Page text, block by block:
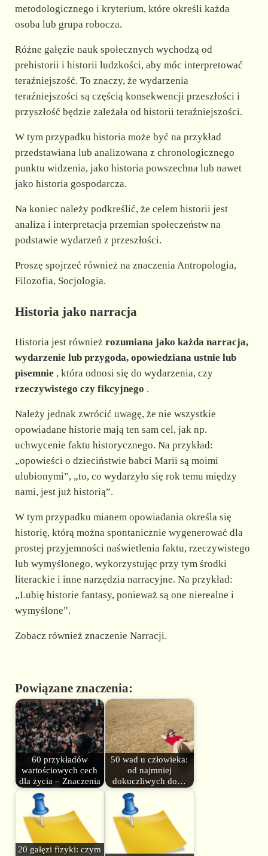
metodologicznego i kryterium, które określi każda
osoba lub grupa robocza.
Różne gałęzie nauk społecznych wychodzą od
prehistorii i historii ludzkości, aby móc interpretować
teraźniejszość. To znaczy, że wydarzenia
teraźniejszości są częścią konsekwencji przeszłości i
przyszłość będzie zależała od historii teraźniejszości.
W tym przypadku historia może być na przykład
przedstawiana lub analizowana z chronologicznego
punktu widzenia, jako historia powszechna lub nawet
jako historia gospodarcza.
Na koniec należy podkreślić, że celem historii jest
analiza i interpretacja przemian społeczeństw na
podstawie wydarzeń z przeszłości.
Proszę spojrzeć również na znaczenia Antropologia,
Filozofia, Socjologia.
Historia jako narracja
Historia jest również rozumiana jako każda narracja,
wydarzenie lub przygoda, opowiedziana ustnie lub
pisemnie , która odnosi się do wydarzenia, czy
rzeczywistego czy fikcyjnego .
Należy jednak zwrócić uwagę, że nie wszystkie
opowiadane historie mają ten sam cel, jak np.
uchwycenie faktu historycznego. Na przykład:
„opowieści o dzieciństwie babci Marii są moimi
ulubionymi”, „to, co wydarzyło się rok temu między
nami, jest już historią”.
W tym przypadku mianem opowiadania określa się
historię, którą można spontanicznie wygenerować dla
prostej przyjemności naświetlenia faktu, rzeczywistego
lub wymyślonego, wykorzystując przy tym środki
literackie i inne narzędzia narracyjne. Na przykład:
„Lubię historie fantasy, ponieważ są one nierealne i
wymyślone”.
Zobacz również znaczenie Narracji.
Powiązane znaczenia:
60 przykładów
wartościowych cech
dla życia – Znaczenia
50 wad u człowieka:
od najmniej
dokuczliwych do…
20 gałęzi fizyki: czym